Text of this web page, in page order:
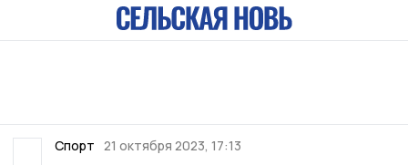
Спорт 21 октября 2023, 17:13